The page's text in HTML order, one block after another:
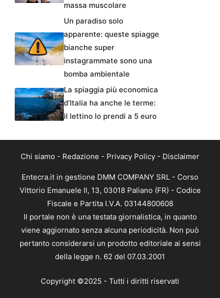
massa muscolare
Un paradiso solo
apparente: queste spiagge
bianche super
instagrammate sono una
bomba ambientale
La spiaggia più economica
d’Italia ha anche le terme:
il lettino lo prendi a 5 euro
Chi siamo - Redazione - Privacy Policy - Disclaimer
Entecra.it in gestione DMM COMPANY SRL - Corso
Vittorio Emanuele II, 13, 03018 Paliano (FR) - Codice
Fiscale e Partita I.V.A. 03144800608
Il portale non è una testata giornalistica, in quanto
viene aggiornato senza alcuna periodicità. Non può
pertanto considerarsi un prodotto editoriale ai sensi
della legge n. 62 del 07.03.2001
Copyright ©2025 - Tutti i diritti riservati